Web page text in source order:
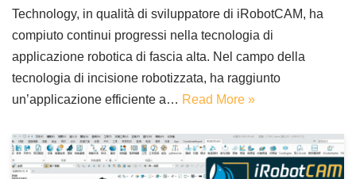
Technology, in qualità di sviluppatore di iRobotCAM, ha
compiuto continui progressi nella tecnologia di
applicazione robotica di fascia alta. Nel campo della
tecnologia di incisione robotizzata, ha raggiunto
un’applicazione efficiente a… Read More »